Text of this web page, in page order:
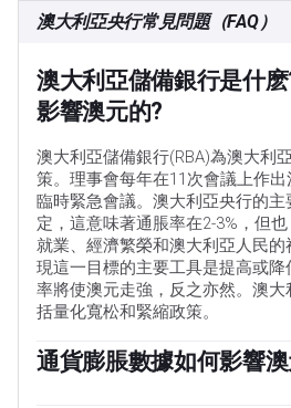
澳大利亞央行常見問題（FAQ）
澳大利亞儲備銀行是什
影響澳元的?
澳大利亞儲備銀行(RBA)為澳大利
策。理事會每年在11次會議上作
臨時緊急會議。澳大利亞央行的
定，這意味著通脹率在2-3%，但
就業、經濟繁榮和澳大利亞人民
現這一目標的主要工具是提高或降
率將使澳元走強，反之亦然。澳
括量化寬松和緊縮政策。
通貨膨脹數據如何影響